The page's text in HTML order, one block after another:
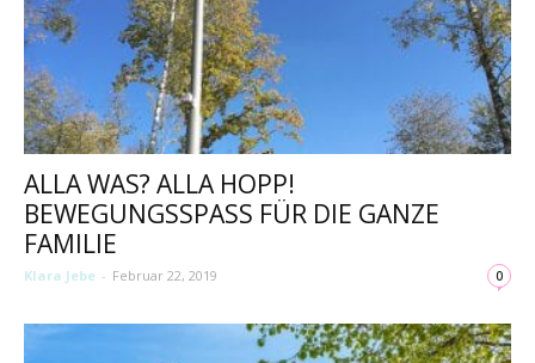
ALLA WAS? ALLA HOPP!
BEWEGUNGSSPASS FÜR DIE GANZE F
AMILIE
Klara Jebe - Februar 22, 2019 0